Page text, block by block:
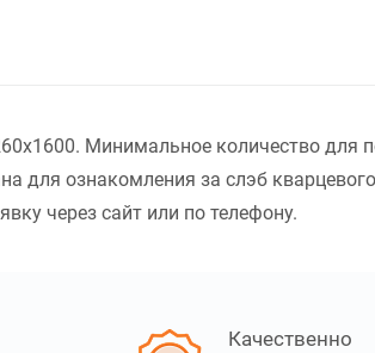
Минимальное количество для
для ознакомления за слэб
через сайт или по телефону.
Качественно